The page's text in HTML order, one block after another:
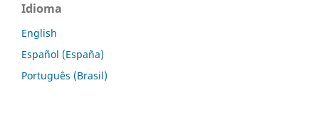
Idioma
English
Español (España)
Português (Brasil)